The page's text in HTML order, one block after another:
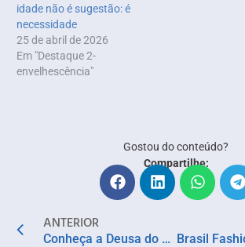
idade não é sugestão: é
necessidade
25 de abril de 2026
Em "Destaque 2-
envelhescência"
Gostou do conteúdo?
Compartilhe:
ANTERIOR
Conheça a Deusa do Ébano 2025